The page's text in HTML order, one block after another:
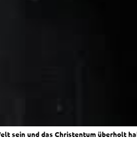
sein und das Christentum überholt